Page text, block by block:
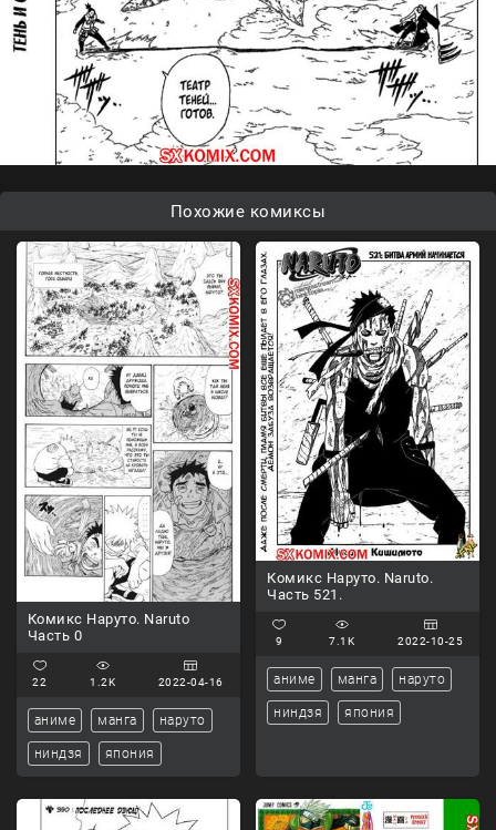
Похожие комиксы
Комикс Наруто. Naruto
Часть 0
22 1.2K 2022-04-16
аниме манга наруто
ниндзя япония
Комикс Наруто. Naruto.
Часть 521.
9 7.1K 2022-10-25
аниме манга наруто
ниндзя япония